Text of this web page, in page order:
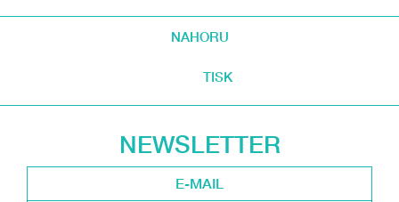
NAHORU
TISK
NEWSLETTER